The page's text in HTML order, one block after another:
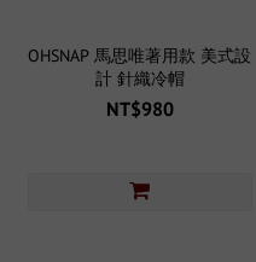
OHSNAP 馬思唯著用款 美式設
計 針織冷帽
NT$980